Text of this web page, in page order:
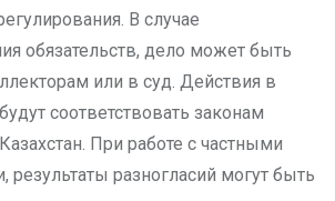
В случае
обязательств, дело может быть
или в суд. Действия в
соответствовать законам
При работе с частными
результаты разногласий могут быть